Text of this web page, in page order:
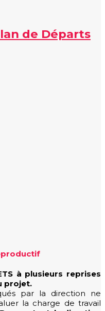
de Départs
à plusieurs reprises
projet.
par la direction ne
la charge de travail